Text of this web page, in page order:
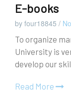
E-books
by four18845 /
To organize
University is
develop our
Read More